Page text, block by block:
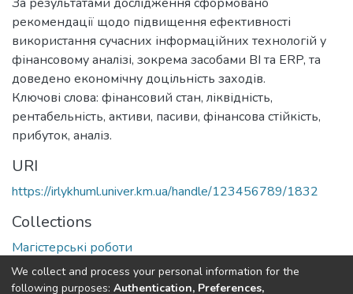
рекомендації щодо підвищення ефективності
використання сучасних інформаційних технологій у
фінансовому аналізі, зокрема засобами BI та ERP, та
доведено економічну доцільність заходів.
Ключові слова: фінансовий стан, ліквідність,
рентабельність, активи, пасиви, фінансова стійкість,
прибуток, аналіз.
URI
https://irlykhuml.univer.km.ua/handle/123456789/1832
Collections
Магістерські роботи
Full item page
We collect and process your personal information for the
following purposes: Authentication, Preferences,